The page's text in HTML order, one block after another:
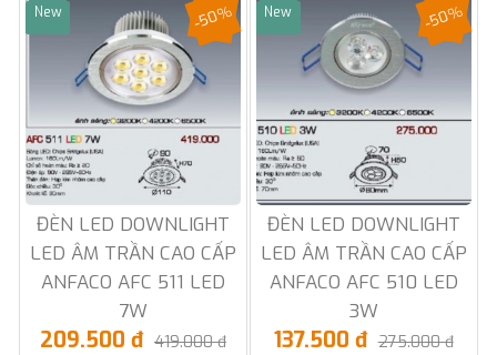
Sale
New
ĐÈN LED DOWNLIGHT
LED ÂM TRẦN CAO CẤP
ANFACO AFC 511 LED
7W
-50%
209.500 đ 419.000 đ
Sale
New
ĐÈN LED DOWNLIGHT
LED ÂM TRẦN CAO CẤP
ANFACO AFC 510 LED
3W
-50%
137.500 đ 275.000 đ